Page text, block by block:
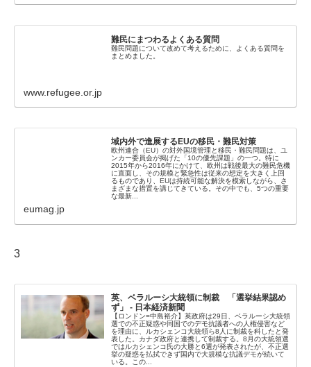
難民にまつわるよくある質問
難民問題について改めて考えるために、よくある質問を
まとめました。
www.refugee.or.jp
域内外で進展するEUの移民・難民対策
欧州連合（EU）の対外国境管理と移民・難民問題は、ユ
ンカー委員会が掲げた「10の優先課題」の一つ。特に
2015年から2016年にかけて、欧州は戦後最大の難民危機
に直面し、その規模と緊急性は従来の想定を大きく上回
るものであり、EUは持続可能な解決を模索しながら、さ
まざまな措置を講じてきている。その中でも、5つの重要
な最新...
eumag.jp
3
英、ベラルーシ大統領に制裁 「選挙結果認め
ず」 - 日本経済新聞
【ロンドン=中島裕介】英政府は29日、ベラルーシ大統領
選での不正疑惑や同国でのデモ抗議者への人権侵害など
を理由に、ルカシェンコ大統領ら8人に制裁を科したと発
表した。カナダ政府と連携して制裁する。8月の大統領選
ではルカシェンコ氏の大勝と6選が発表されたが、不正選
挙の疑惑を払拭できず国内で大規模な抗議デモが続いて
いる。この...